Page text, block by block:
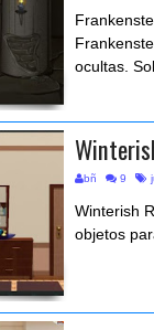
ocultas.
bñ 9
Winterish
objetos